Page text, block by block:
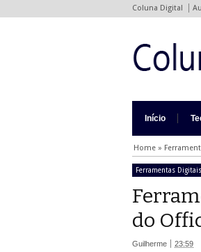
Coluna Digital
Início
Home »
Ferramentas Digitais
do
23:59
Guilherme